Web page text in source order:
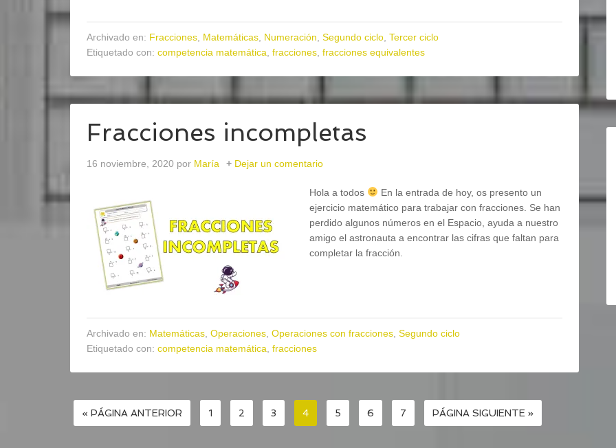
Archivado en: Fracciones Matemáticas Numeración Segundo ciclo Tercer ciclo
Etiquetado con: competencia matemática fracciones fracciones equivalentes
Fracciones incompletas
16 noviembre, 2020 por María Dejar un comentario
Hola a todos
En la entrada de hoy, os presento un
ejercicio matemático para trabajar con fracciones. Se han
perdido algunos números en el Espacio, ayuda a nuestro
amigo el astronauta a encontrar las cifras que faltan para
completar la fracción.
Archivado en: Matemáticas Operaciones Operaciones con fracciones Segundo ciclo
Etiquetado con: competencia matemática fracciones
« PÁGINA ANTERIOR 1 2 3 4 5 6 7 PÁGINA SIGUIENTE »